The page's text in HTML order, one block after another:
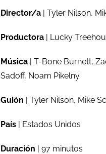
Director/a | Tyler Nilson,
Productora | Lucky
Música | T-Bone Burnett,
Sadoff, Noam Pikelny
Guión | Tyler Nilson, Mike
País | Estados Unidos
Duración | 97 minutos